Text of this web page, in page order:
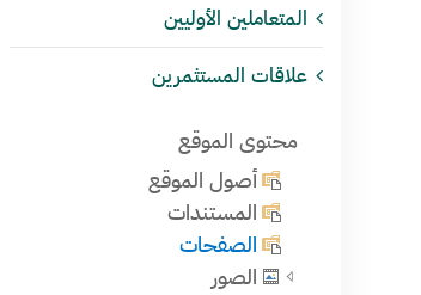
المتعاملين الأوليين
علاقات المستثمرين
محتوى الموقع
أصول الموقع
المستندات
الصفحات
الصور